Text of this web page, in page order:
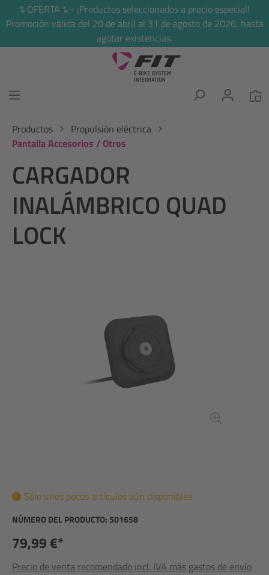
principal
% OFERTA % - ¡Productos seleccionados a precio especial!
Promoción válida del 20 de abril al 31 de agosto de 2026, hasta
agotar existencias.
Productos
Propulsión eléctrica
Pantalla Accesorios / Otros
CARGADOR
INALÁMBRICO QUAD
LOCK
Sólo unos pocos artículos aún disponibles
NÚMERO DEL PRODUCTO: 501658
79,99 €*
Precio de venta recomendado incl. IVA más gastos de envío